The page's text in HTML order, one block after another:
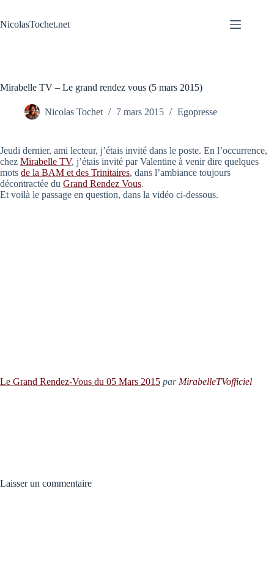
contenu
NicolasTochet.net
Mirabelle TV – Le grand rendez vous (5 mars 2015)
Nicolas Tochet 7 mars 2015 Egopresse
Jeudi dernier, ami lecteur, j’étais invité dans le poste. En l’occurrence,
chez Mirabelle TV, j’étais invité par Valentine à venir dire quelques
mots de la BAM et des Trinitaires, dans l’ambiance toujours
décontractée du Grand Rendez Vous.
Et voilà le passage en question, dans la vidéo ci-dessous.
Le Grand Rendez-Vous du 05 Mars 2015 par MirabelleTVofficiel
Laisser un commentaire